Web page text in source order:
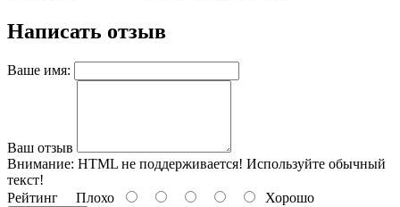
Написать отзыв
Ваше имя:
Ваш отзыв
Внимание: HTML не поддерживается! Используйте обычный
текст!
Рейтинг Плохо Хорошо